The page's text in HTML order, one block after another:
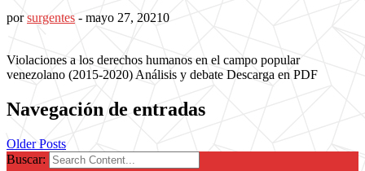
porsurgentes - mayo 27, 20210
Violaciones a los derechos humanos en el campo popular
venezolano (2015-2020) Análisis y debate Descarga en PDF
Navegación de entradas
Older Posts
Buscar: